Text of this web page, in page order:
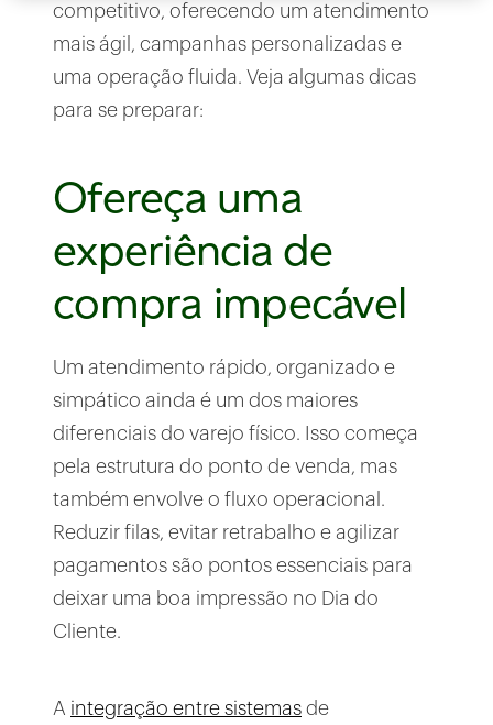
competitivo, oferecendo um atendimento
mais ágil, campanhas personalizadas e
uma operação fluida. Veja algumas dicas
para se preparar:
Ofereça uma
experiência de
compra impecável
Um atendimento rápido, organizado e
simpático ainda é um dos maiores
diferenciais do varejo físico. Isso começa
pela estrutura do ponto de venda, mas
também envolve o fluxo operacional.
Reduzir filas, evitar retrabalho e agilizar
pagamentos são pontos essenciais para
deixar uma boa impressão no Dia do
Cliente.
A integração entre sistemas de